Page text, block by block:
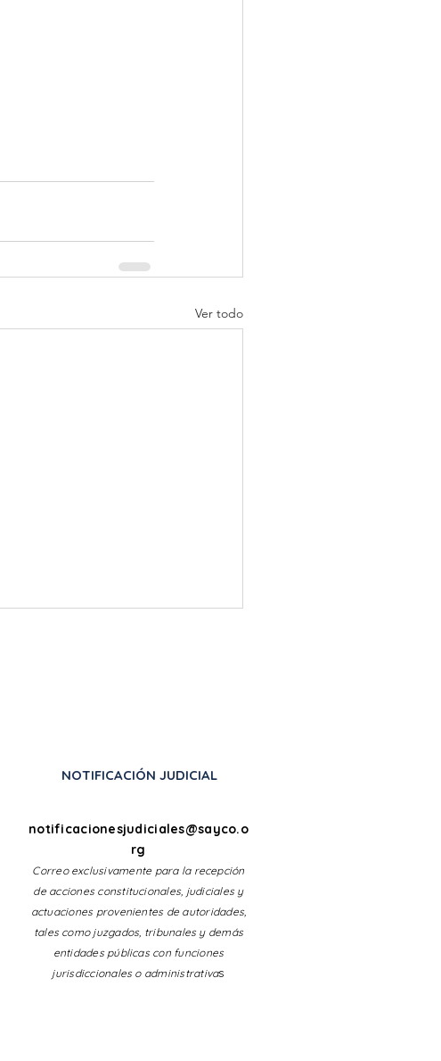
Ver todo
SAYCO Solidario:
NOTIFICACIÓN JUDICIAL
notificacionesjudiciales@sayco.o
rg
Correo exclusivamente para la recepción
de acciones constitucionales, judiciales y
actuaciones provenientes de autoridades,
tales como juzgados, tribunales y demás
entidades públicas con funciones
jurisdiccionales o administrativas